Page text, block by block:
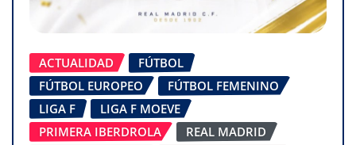
ACTUALIDAD
FÚTBOL
FÚTBOL EUROPEO
FÚTBOL FEMENINO
LIGA F
LIGA F MOEVE
PRIMERA IBERDROLA
REAL MADRID